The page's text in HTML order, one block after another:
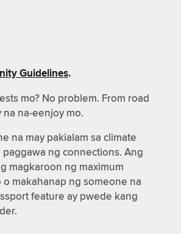
Guidelines.
mo? No problem. From road
na-eenjoy mo.
na may pakialam sa climate
ng connections. Ang
magkaroon ng maximum
makahanap ng someone na
feature ay pwede kang